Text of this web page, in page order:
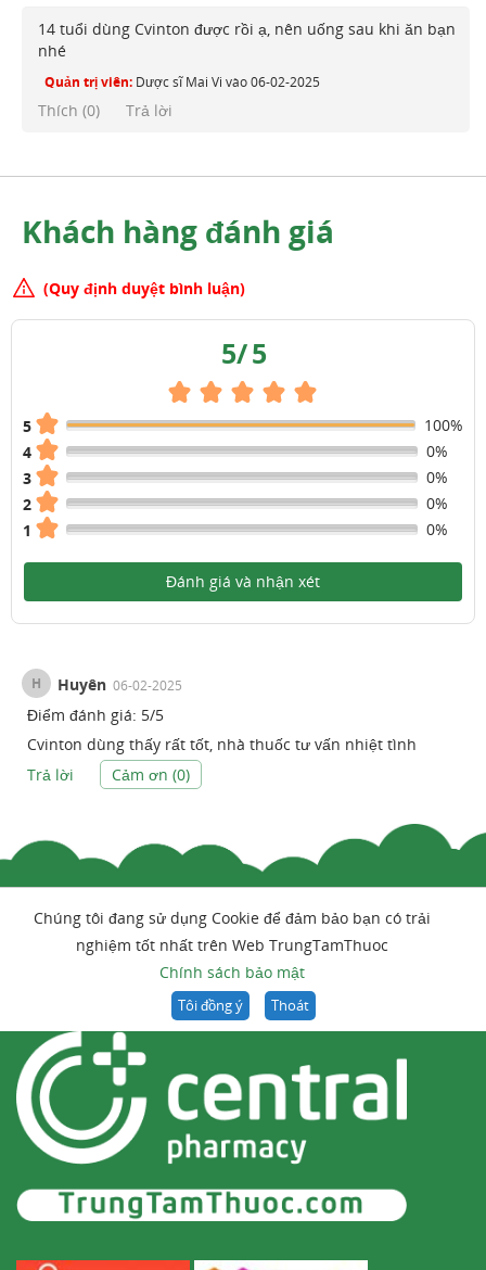
14 tuổi dùng Cvinton được rồi ạ, nên uống sau khi ăn bạn
nhé
Quản trị viên: Dược sĩ Mai Vi vào06-02-2025
Thích (0) Trả lời
Khách hàng đánh giá
(Quy định duyệt bình luận)
5/5
5
100%
4
0%
3
0%
2
0%
1
0%
Đánh giá và nhận xét
H Huyên 06-02-2025
Điểm đánh giá: 5/5
Cvinton dùng thấy rất tốt, nhà thuốc tư vấn nhiệt tình
Trả lời
Cảm ơn (0)
Chúng tôi đang sử dụng Cookie để đảm bảo bạn có trải
nghiệm tốt nhất trên Web TrungTamThuoc
Chính sách bảo mật
Tôi đồng ý Thoát